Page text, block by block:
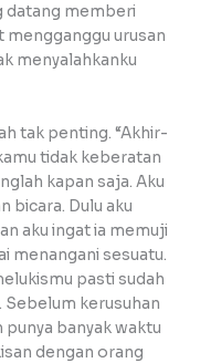
datang memberi
mengganggu urusan
menyalahkanku
tak penting. “Akhir-
tidak keberatan
kapan saja. Aku
bicara. Dulu aku
aku ingat ia memuji
menangani sesuatu.
pasti sudah
Sebelum kerusuhan
punya banyak waktu
dengan orang